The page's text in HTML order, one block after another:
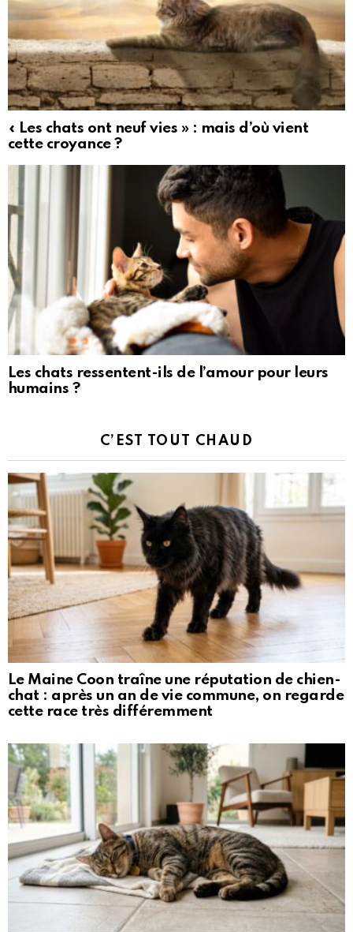
« Les chats ont neuf vies » : mais d’où vient
cette croyance ?
Les chats ressentent-ils de l’amour pour leurs
humains ?
C’EST TOUT CHAUD
Le Maine Coon traîne une réputation de chien-
chat : après un an de vie commune, on regarde
cette race très différemment